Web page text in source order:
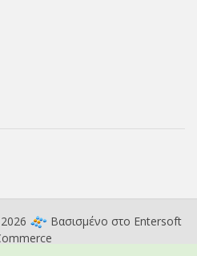
Βασισμένο στο Entersoft